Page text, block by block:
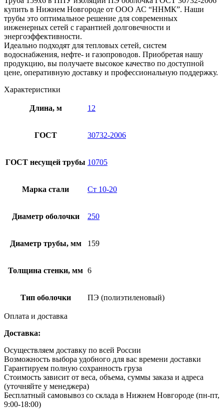
купить в Нижнем Новгороде от ООО АС “ННМК”. Наши
трубы это оптимальное решение для современных
инженерных сетей с гарантией долговечности и
энергоэффективности.
Идеально подходят для тепловых сетей, систем
водоснабжения, нефте- и газопроводов. Приобретая нашу
продукцию, вы получаете высокое качество по доступной
цене, оперативную доставку и профессиональную поддержку.
Характеристики
Длина, м 12
ГОСТ 30732-2006
ГОСТ несущей трубы 10705
Марка стали Ст 10-20
Диаметр оболочки 250
Диаметр трубы, мм 159
Толщина стенки, мм 6
Тип оболочки ПЭ (полиэтиленовый)
Оплата и доставка
Доставка:
Осуществляем доставку по всей России
Возможность выбора удобного для вас времени доставки
Гарантируем полную сохранность груза
Стоимость зависит от веса, объема, суммы заказа и адреса
(уточняйте у менеджера)
Бесплатный самовывоз со склада в Нижнем Новгороде (пн-пт,
9:00-18:00)